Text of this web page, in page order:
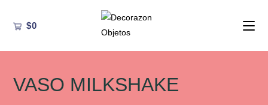
$0
VASO MILKSHAKE